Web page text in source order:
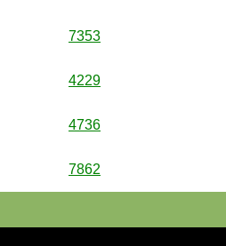
7353
4229
4736
7862